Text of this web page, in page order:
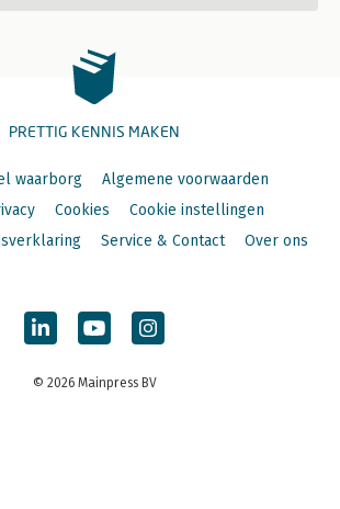
PRETTIG KENNIS MAKEN
waarborg
Algemene voorwaarden
Cookies
Cookie instellingen
Service & Contact Over ons
© 2026 Mainpress BV